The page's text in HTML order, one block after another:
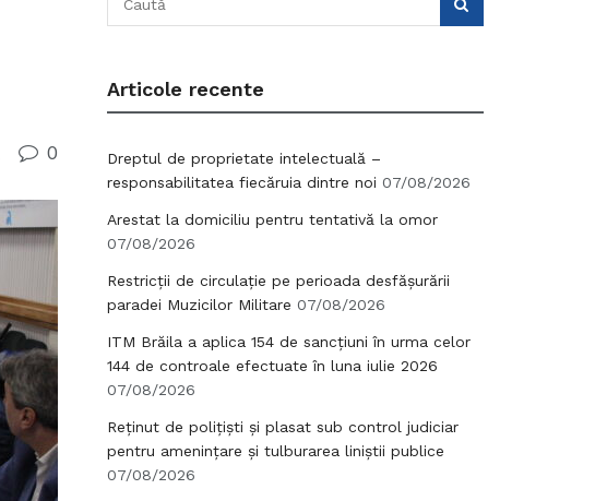
0
Articole recente
Dreptul de proprietate intelectuală –
responsabilitatea fiecăruia dintre noi 07/08/2026
Arestat la domiciliu pentru tentativă la omor
07/08/2026
Restricții de circulație pe perioada desfășurării
paradei Muzicilor Militare 07/08/2026
ITM Brăila a aplica 154 de sancțiuni în urma celor
144 de controale efectuate în luna iulie 2026
07/08/2026
Reținut de polițiști și plasat sub control judiciar
pentru amenințare și tulburarea liniștii publice
07/08/2026